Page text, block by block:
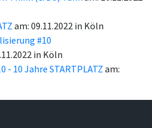
am: 09.11.2022 in Köln
#10
in Köln
- 10 Jahre STARTPLATZ am: